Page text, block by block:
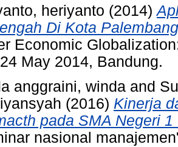
heriyanto (2014)
Di Kota
Economic
May 2014, Bandung.
anggraini, winda and
(2016) Kinerja
pada SMA Negeri
nasional